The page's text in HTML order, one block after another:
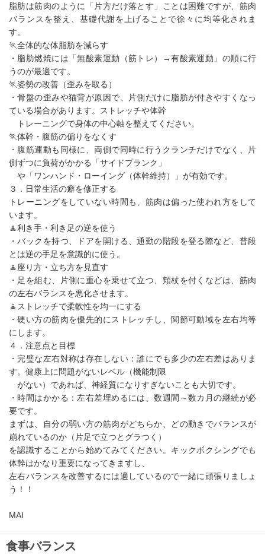
脂肪は筋肉のように「片方だけ落とす」ことは困難ですが、筋肉
バランスを整え、基礎代謝を上げることで徐々に均等化されま
す。
🏃全体的な体脂肪を減らす
・脂肪燃焼には「無酸素運動（筋トレ）→有酸素運動」の順に行
うのが最適です。
🏃姿勢の改善（歪みを取る）
・骨盤の歪みや猫背が原因で、片側だけに脂肪が付きやすくなっ
ている場合があります。ストレッチや体幹
トレーニングで身体の中心軸を整えてください。
🏃体幹・腹筋の偏りをなくす
・腹筋運動も同様に、両側で同時に行うクランチだけでなく、片
側ずつに負荷がかかる「サイドプランク」
や「ワンハンド・ローイング（体幹維持）」が有効です。
３．日常生活の癖を修正する
トレーニングをしていない時間も、筋肉は偏った使われ方をして
います。
🧘利き手・利き足の逆を使う
・バックを持つ、ドアを開ける、通勤の階段を登る際など、普段
とは逆の手足を意識的に使う。
🧘座り方・立ち方を見直す
・足を組む、片側に重心を乗せて立つ、頬杖を付くなどは、筋肉
の左右バランスを悪化させます。
🧘ストレッチで柔軟性を均一にする
・硬い方の筋肉を優先的にストレッチし、関節可動域を左右均等
にします。
４．注意点と目標
・完璧な左右対称は存在しない：誰にでも多少の左右差はありま
す。健康上に問題がないレベル（機能制限
がない）であれば、神経質になりすぎないことも大切です。
・時間はかかる：左右差埋めるには、数週間～数カ月の継続が必
要です。
まずは、自分の弱い方の筋肉がどちらか、どの動きでバランスが
崩れているのか（片足で立つとグラつく）
を認識することから始めてみてください。キックボクシングでも
体幹はかなり重要になってきますし、
左右バランスを改善するには適しているので一緒に頑張りましょ
う！！
MAI
食事バランス